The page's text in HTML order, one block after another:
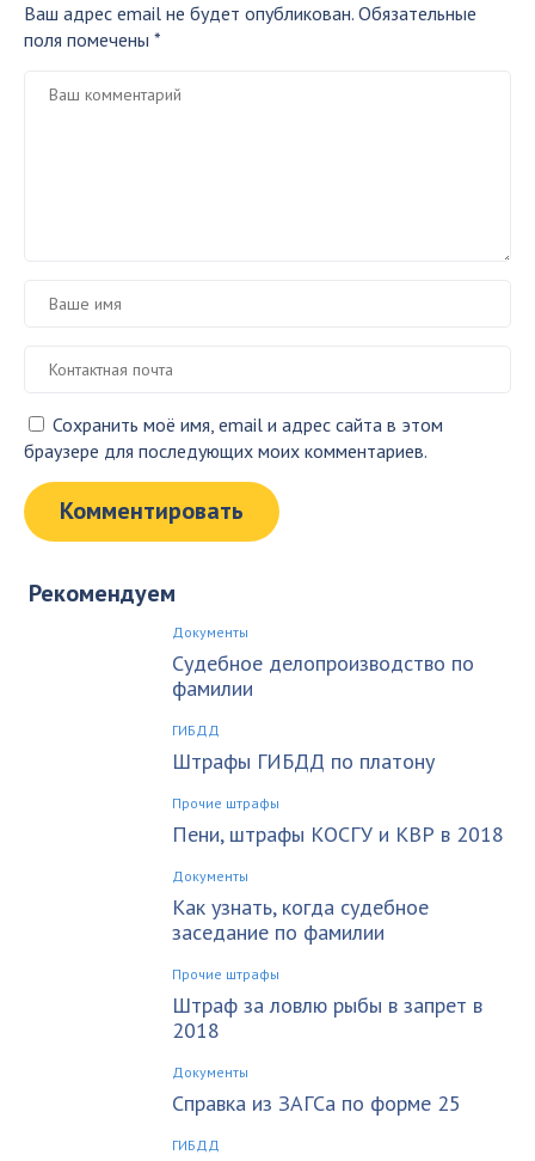
Ваш адрес email не будет опубликован. Обязательные
поля помечены *
Сохранить моё имя, email и адрес сайта в этом
браузере для последующих моих комментариев.
Рекомендуем
Документы
Судебное делопроизводство по
фамилии
ГИБДД
Штрафы ГИБДД по платону
Прочие штрафы
Пени, штрафы КОСГУ и КВР в 2018
Документы
Как узнать, когда судебное
заседание по фамилии
Прочие штрафы
Штраф за ловлю рыбы в запрет в
2018
Документы
Справка из ЗАГСа по форме 25
ГИБДД